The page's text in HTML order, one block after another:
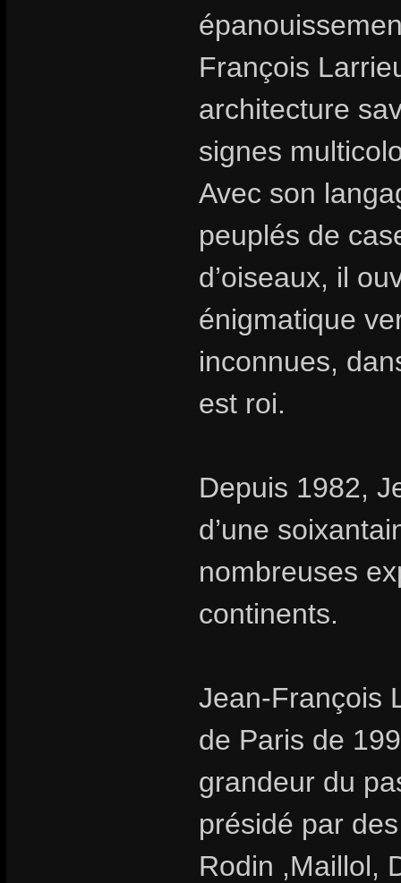
François
architecture
signes
Avec son
peuplés de
d’oiseaux, il
énigmatique
inconnues,
est roi.
Depuis 1982,
d’une
nombreuses
continents.
Jean-François
de Paris de
grandeur du
présidé par
Rodin ,Maillol,